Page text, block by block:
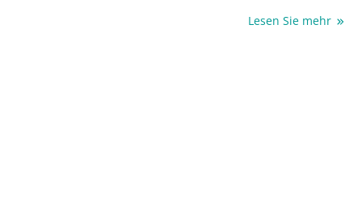
Ergebnis des „Krankenhaus Rating Report" vom RWI -
Lesen Sie mehr